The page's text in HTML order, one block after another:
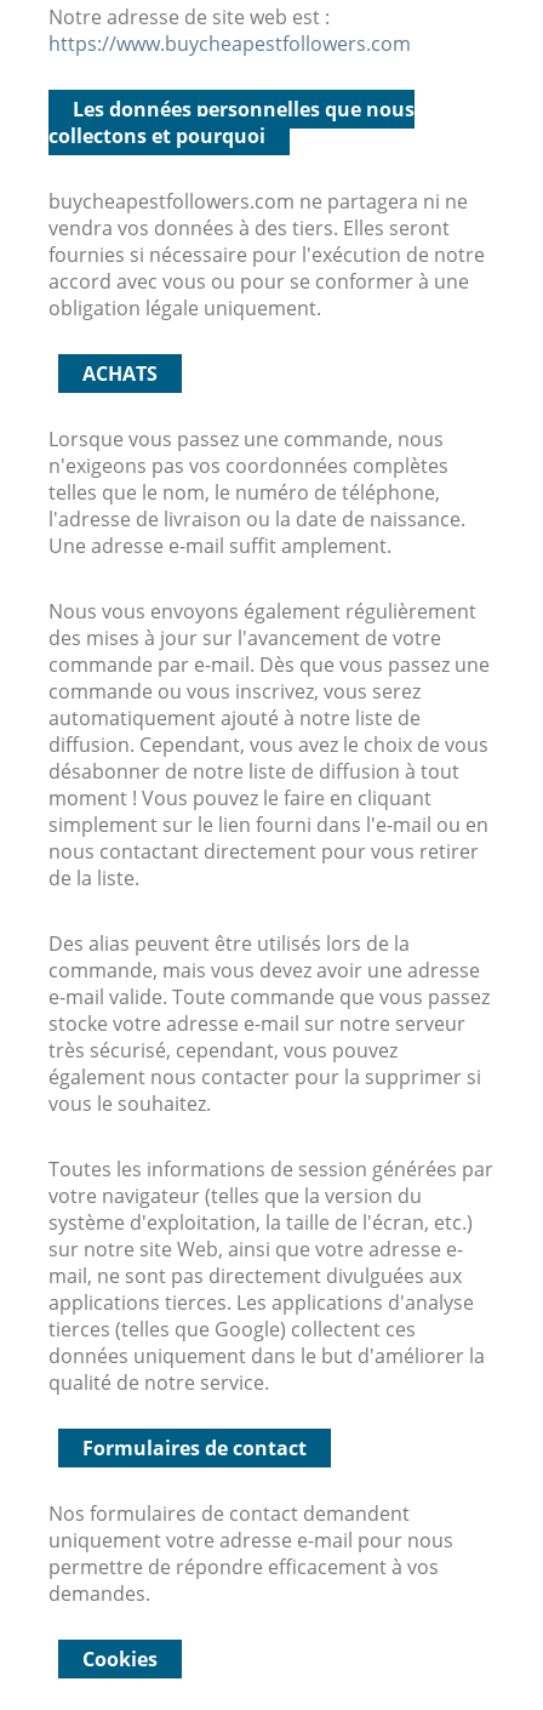
Notre adresse de site web est :
https://www.buycheapestfollowers.com
Les données personnelles que nous
collectons et pourquoi
buycheapestfollowers.com ne partagera ni ne
vendra vos données à des tiers. Elles seront
fournies si nécessaire pour l'exécution de notre
accord avec vous ou pour se conformer à une
obligation légale uniquement.
ACHATS
Lorsque vous passez une commande, nous
n'exigeons pas vos coordonnées complètes
telles que le nom, le numéro de téléphone,
l'adresse de livraison ou la date de naissance.
Une adresse e-mail suffit amplement.
Nous vous envoyons également régulièrement
des mises à jour sur l'avancement de votre
commande par e-mail. Dès que vous passez une
commande ou vous inscrivez, vous serez
automatiquement ajouté à notre liste de
diffusion. Cependant, vous avez le choix de vous
désabonner de notre liste de diffusion à tout
moment ! Vous pouvez le faire en cliquant
simplement sur le lien fourni dans l'e-mail ou en
nous contactant directement pour vous retirer
de la liste.
Des alias peuvent être utilisés lors de la
commande, mais vous devez avoir une adresse
e-mail valide. Toute commande que vous passez
stocke votre adresse e-mail sur notre serveur
très sécurisé, cependant, vous pouvez
également nous contacter pour la supprimer si
vous le souhaitez.
Toutes les informations de session générées par
votre navigateur (telles que la version du
système d'exploitation, la taille de l'écran, etc.)
sur notre site Web, ainsi que votre adresse e-
mail, ne sont pas directement divulguées aux
applications tierces. Les applications d'analyse
tierces (telles que Google) collectent ces
données uniquement dans le but d'améliorer la
qualité de notre service.
Formulaires de contact
Nos formulaires de contact demandent
uniquement votre adresse e-mail pour nous
permettre de répondre efficacement à vos
demandes.
Cookies